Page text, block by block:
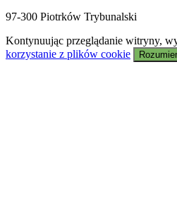
97-300 Piotrków Trybunalski
Kontynuując przeglądanie witryny,
korzystanie z plików cookie